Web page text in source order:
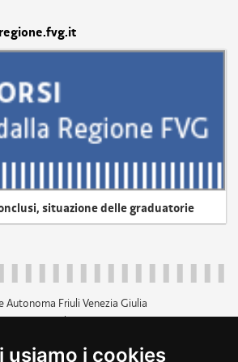
usiamo i cookies
situazione delle graduatorie
Autonoma Friuli Venezia Giulia
p.iva 00526040324
+39 040 3771111